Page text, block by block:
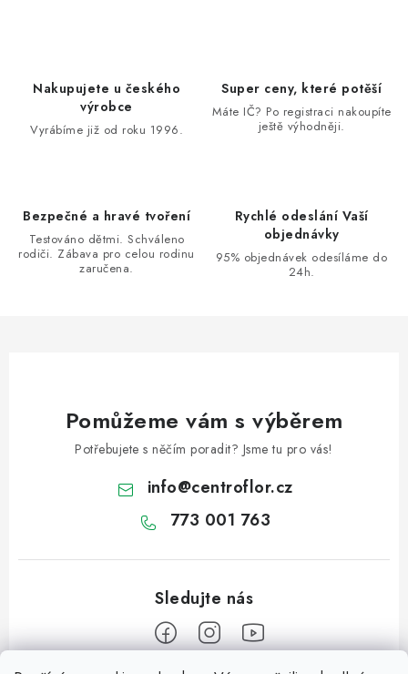
k
Nakupujete u českého
výrobce
Vyrábíme již od roku 1996.
Super ceny, které potěší
Máte IČ? Po registraci nakoupíte
ještě výhodněji.
Bezpečné a hravé tvoření
Testováno dětmi. Schváleno
rodiči. Zábava pro celou rodinu
zaručena.
Rychlé odeslání Vaší
objednávky
95% objednávek odesíláme do
24h.
Pomůžeme vám s výběrem
Potřebujete s něčím poradit? Jsme tu pro vás!
info@centroflor.cz
773 001 763